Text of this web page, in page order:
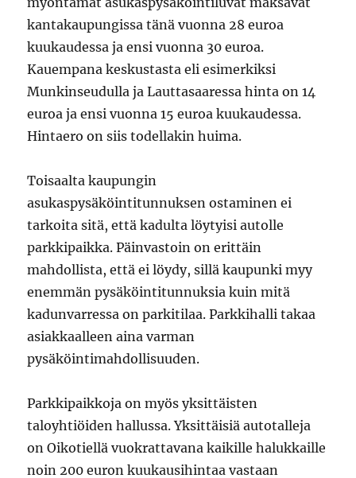
kantakaupungissa tänä vuonna 28 euroa
kuukaudessa ja ensi vuonna 30 euroa.
Kauempana keskustasta eli esimerkiksi
Munkinseudulla ja Lauttasaaressa hinta on 14
euroa ja ensi vuonna 15 euroa kuukaudessa.
Hintaero on siis todellakin huima.
Toisaalta kaupungin
asukaspysäköintitunnuksen ostaminen ei
tarkoita sitä, että kadulta löytyisi autolle
parkkipaikka. Päinvastoin on erittäin
mahdollista, että ei löydy, sillä kaupunki myy
enemmän pysäköintitunnuksia kuin mitä
kadunvarressa on parkitilaa. Parkkihalli takaa
asiakkaalleen aina varman
pysäköintimahdollisuuden.
Parkkipaikkoja on myös yksittäisten
taloyhtiöiden hallussa. Yksittäisiä autotalleja
on Oikotiellä vuokrattavana kaikille halukkaille
noin 200 euron kuukausihintaa vastaan